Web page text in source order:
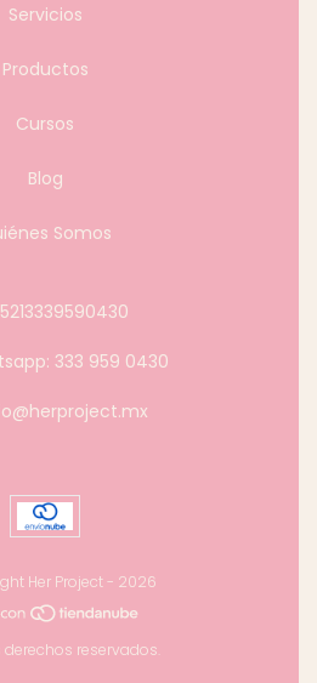
Servicios
Productos
Cursos
Blog
Somos
5213339590430
333 959 0430
Her Project - 2026
derechos reservados.